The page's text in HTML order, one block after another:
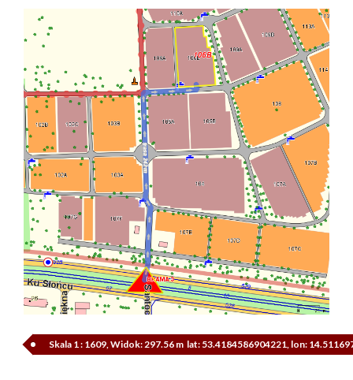
Skala 1 : 1609, Widok: 297.56 m lat: 53.4184586904221, lon: